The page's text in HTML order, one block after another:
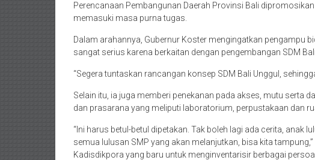
Perencanaan Pembangunan Daerah Provinsi Bali
memasuki masa purna tugas.
Dalam arahannya, Gubernur Koster mengingatkan pengampu
sangat serius karena berkaitan dengan pengembangan SDM Bali
“Segera tuntaskan rancangan konsep SDM Bali Unggul,
Selain itu, ia juga memberi penekanan pada akses, mutu serta
dan prasarana yang meliputi laboratorium, perpustakaan dan
“Ini harus betul-betul dipetakan. Tak boleh lagi ada cerita, anak
semua lulusan SMP yang akan melanjutkan, bisa kita
Kadisdikpora yang baru untuk menginventarisir berbagai